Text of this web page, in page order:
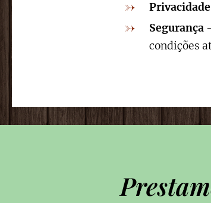
Privacidade
Segurança-
condições